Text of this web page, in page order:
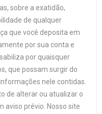
sobre a exatidão,
de qualquer
que você deposita em
por sua conta e
por quaisquer
que possam surgir do
nele contidas.
de alterar ou atualizar o
aviso prévio. Nosso site